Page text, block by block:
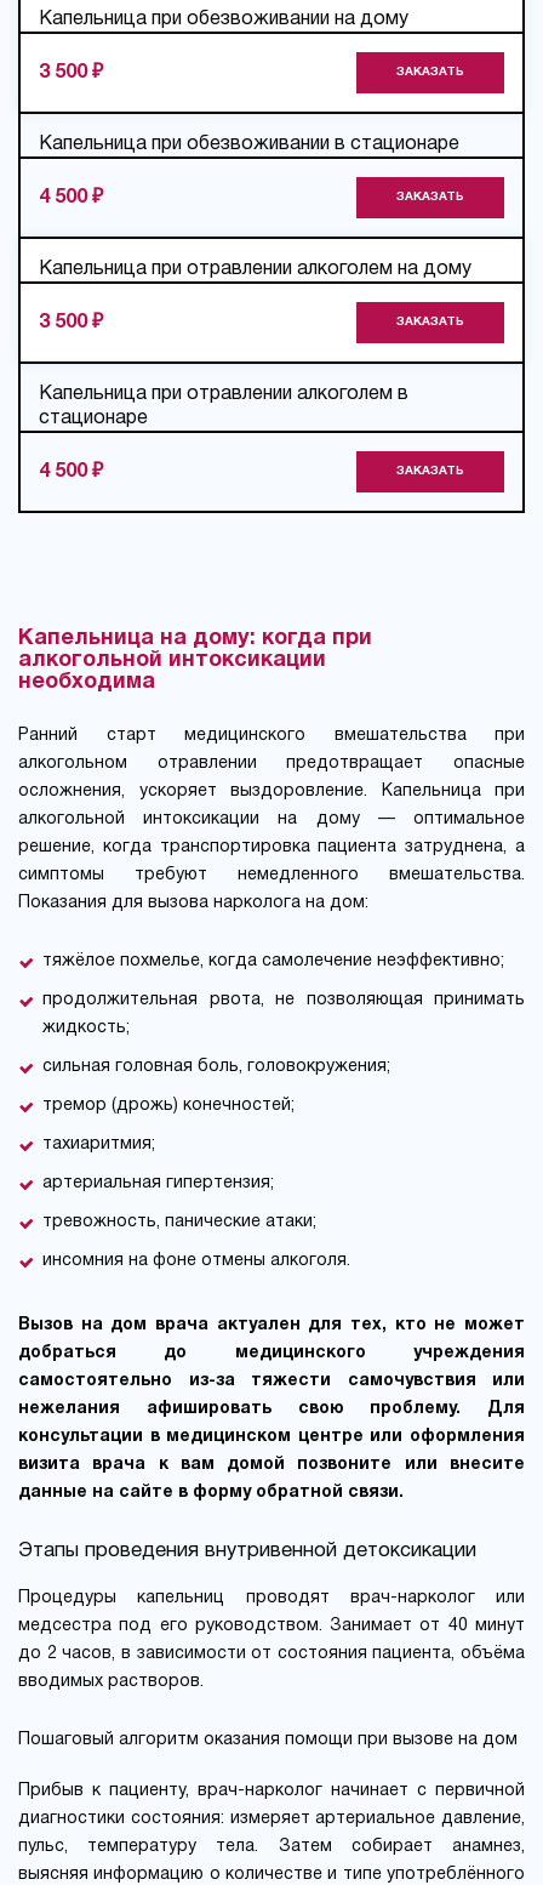
Капельница при обезвоживании на дому
3 500 ₽ ЗАКАЗАТЬ
Капельница при обезвоживании в стационаре
4 500 ₽ ЗАКАЗАТЬ
Капельница при отравлении алкоголем на дому
3 500 ₽ ЗАКАЗАТЬ
Капельница при отравлении алкоголем в
стационаре
4 500 ₽ ЗАКАЗАТЬ
Капельница на дому: когда при
алкогольной интоксикации
необходима
Ранний старт медицинского вмешательства при
алкогольном отравлении предотвращает опасные
осложнения, ускоряет выздоровление. Капельница при
алкогольной интоксикации на дому — оптимальное
решение, когда транспортировка пациента затруднена, а
симптомы требуют немедленного вмешательства.
Показания для вызова нарколога на дом:
тяжёлое похмелье, когда самолечение неэффективно;
продолжительная рвота, не позволяющая принимать
жидкость;
сильная головная боль, головокружения;
тремор (дрожь) конечностей;
тахиаритмия;
артериальная гипертензия;
тревожность, панические атаки;
инсомния на фоне отмены алкоголя.
Вызов на дом врача актуален для тех, кто не может
добраться до медицинского учреждения
самостоятельно из-за тяжести самочувствия или
нежелания афишировать свою проблему. Для
консультации в медицинском центре или оформления
визита врача к вам домой позвоните или внесите
данные на сайте в форму обратной связи.
Этапы проведения внутривенной детоксикации
Процедуры капельниц проводят врач-нарколог или
медсестра под его руководством. Занимает от 40 минут
до 2 часов, в зависимости от состояния пациента, объёма
вводимых растворов.
Пошаговый алгоритм оказания помощи при вызове на дом
Прибыв к пациенту, врач-нарколог начинает с первичной
диагностики состояния: измеряет артериальное давление,
пульс, температуру тела. Затем собирает анамнез,
выясняя информацию о количестве и типе употреблённого